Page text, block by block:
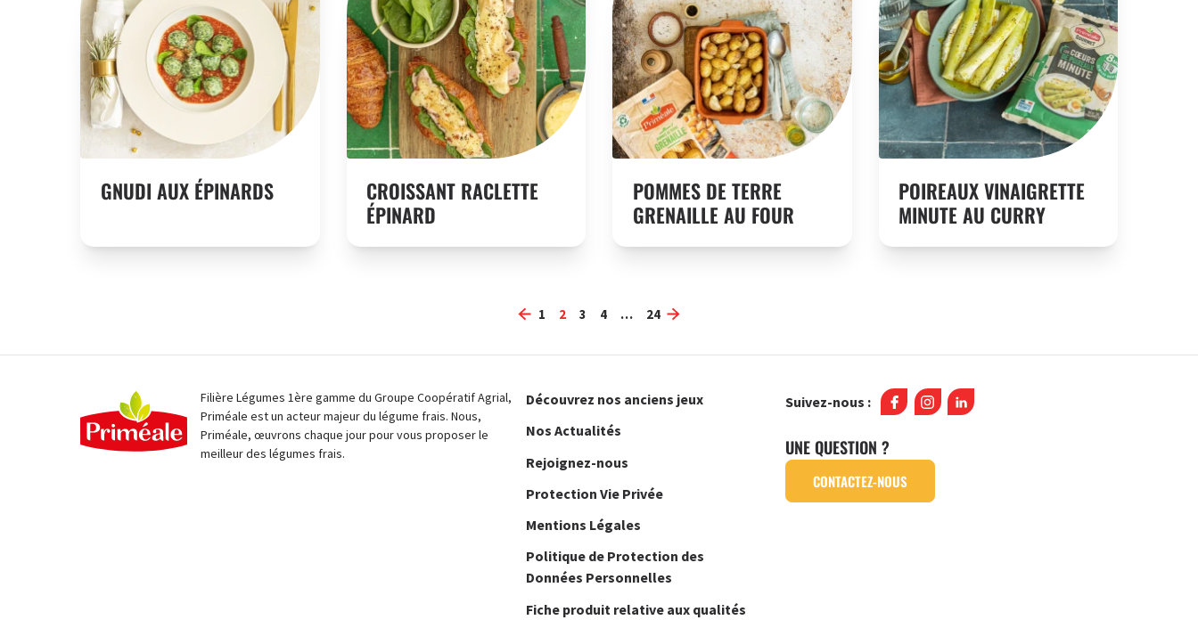
GNUDI AUX ÉPINARDS
CROISSANT RACLETTE
ÉPINARD
POMMES DE TERRE
GRENAILLE AU FOUR
POIREAUX VINAIGRETTE
MINUTE AU CURRY
1 2 3 4 … 24
Filière Légumes 1ère gamme du Groupe Coopératif Agrial,
Priméale est un acteur majeur du légume frais. Nous,
Priméale, œuvrons chaque jour pour vous proposer le
meilleur des légumes frais.
Découvrez nos anciens jeux
Nos Actualités
Rejoignez-nous
Protection Vie Privée
Mentions Légales
Politique de Protection des
Données Personnelles
Fiche produit relative aux qualités
Suivez-nous :
UNE QUESTION ?
CONTACTEZ-NOUS